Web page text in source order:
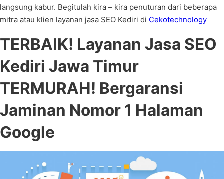
langsung kabur. Begitulah kira – kira penuturan dari beberapa
mitra atau klien layanan jasa SEO Kediri di Cekotechnology
TERBAIK! Layanan Jasa SEO
Kediri Jawa Timur
TERMURAH! Bergaransi
Jaminan Nomor 1 Halaman
Google